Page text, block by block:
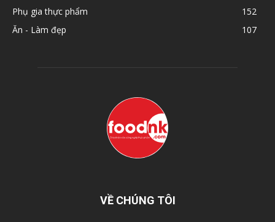
Phụ gia thực phẩm
152
Ăn - Làm đẹp
107
VỀ CHÚNG TÔI